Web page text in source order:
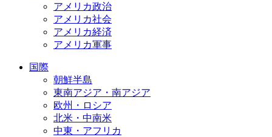
アメリカ政治
アメリカ社会
アメリカ経済
アメリカ軍事
国際
朝鮮半島
東南アジア・南アジア
欧州・ロシア
北米・中南米
中東・アフリカ